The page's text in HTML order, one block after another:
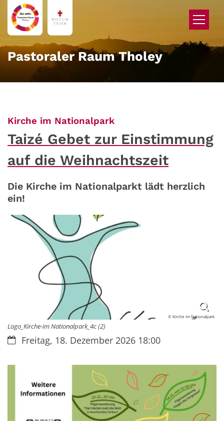
Zum Inhalt springen
Pastoraler Raum Tholey
Kirche im Nationalpark:
Taizé Gebet zur Einstimmung
auf die Weihnachtszeit
Die Kirche im Nationalparkt lädt herzlich
ein!
© Kirche im Nationalpark
Logo_Kirche-im Nationalpark_4c (2)
Datum:Freitag, 18. Dezember 2026 18:00